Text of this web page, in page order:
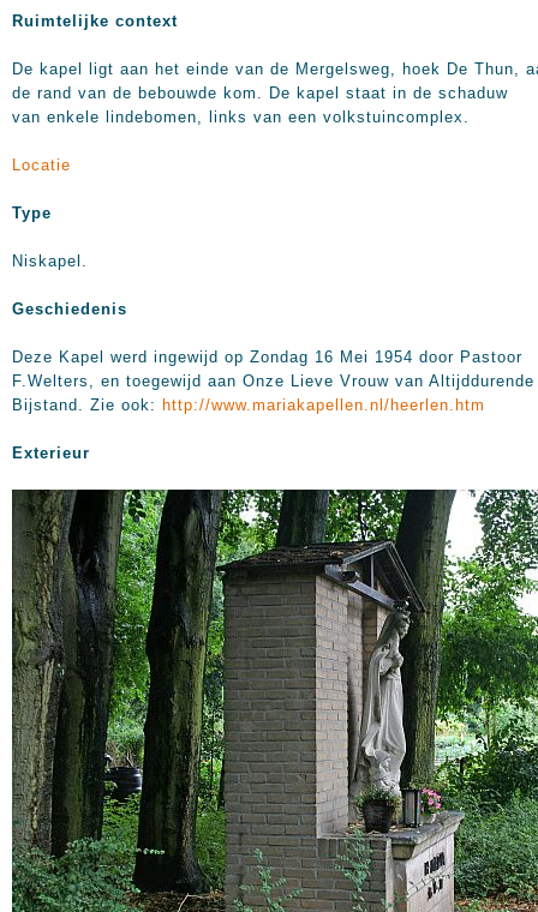
Ruimtelijke context
De kapel ligt aan het einde van de Mergelsweg, hoek De Thun,
de rand van de bebouwde kom. De kapel staat in de schaduw
van enkele lindebomen, links van een volkstuincomplex.
Locatie
Type
Niskapel.
Geschiedenis
Deze Kapel werd ingewijd op Zondag 16 Mei 1954 door Pastoor
F.Welters, en toegewijd aan Onze Lieve Vrouw van Altijddurende
Bijstand. Zie ook: http://www.mariakapellen.nl/heerlen.htm
Exterieur